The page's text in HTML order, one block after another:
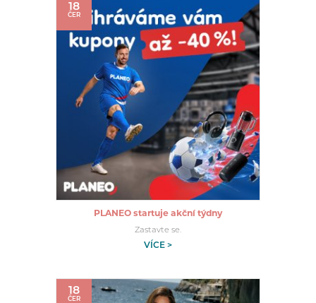
18
ČER
PLANEO startuje akční týdny
Zastavte se.
VÍCE >
18
ČER